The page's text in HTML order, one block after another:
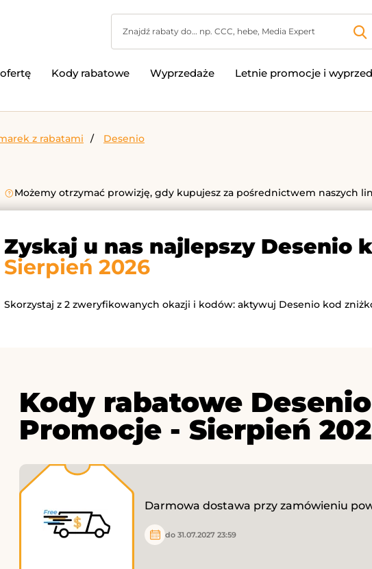
Kody rabatowe Wyprzedaże Letnie promocje i
z rabatami Desenio
Możemy otrzymać prowizję, gdy kupujesz za pośrednictwem naszych
Zyskaj u nas najlepszy Desenio
Sierpień 2026
Skorzystaj z 2 zweryfikowanych okazji i kodów: aktywuj Desenio kod
Kody rabatowe
Promocje - Sierpień
Darmowa dostawa przy zamówieniu
do 31.07.2027 23:59